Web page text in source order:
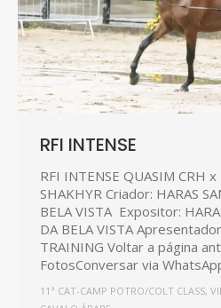
RFI INTENSE
RFI INTENSE QUASIM CRH x
SHAKHYR Criador: HARAS
BELA VISTA Expositor:
DA BELA VISTA
TRAINING Voltar a página
FotosConversar via
11ª CAT-CAMP POTRO/COLT CLASS,